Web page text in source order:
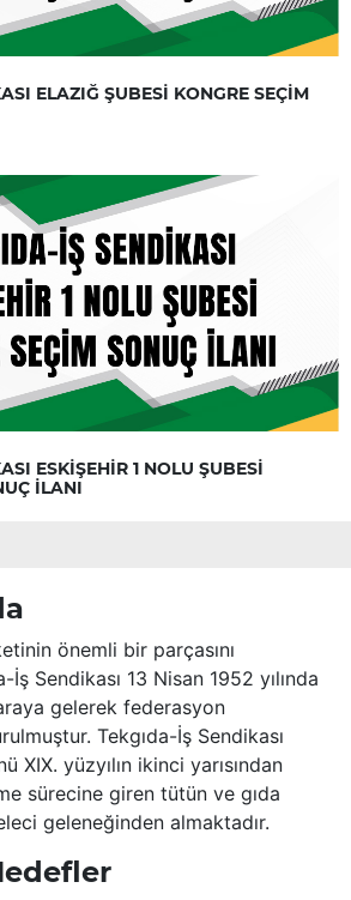
ELAZIĞ ŞUBESİ KONGRE SEÇİM
ESKİŞEHİR 1 NOLU ŞUBESİ
İLANI
önemli bir parçasını
İş Sendikası 13 Nisan 1952 yılında
gelerek federasyon
Tekgıda-İş Sendikası
XIX. yüzyılın ikinci yarısından
sürecine giren tütün ve gıda
geleneğinden almaktadır.